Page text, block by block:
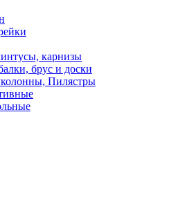
карнизы
брус и доски
Пилястры